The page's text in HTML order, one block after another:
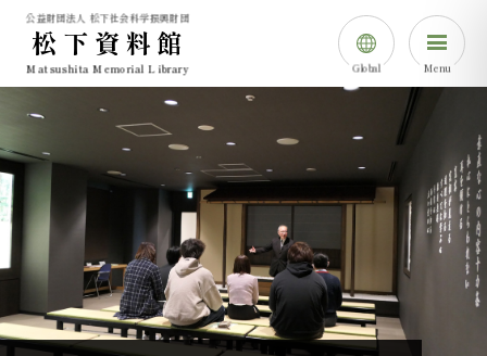
公益財団法人 松下社会科学振興財団
松下資料館
Matsushita Memorial Library Global
日本語
简体中⽂
Menu